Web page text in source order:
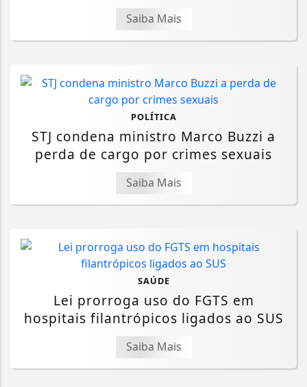
Saiba Mais
POLÍTICA
STJ condena ministro Marco Buzzi a
perda de cargo por crimes sexuais
Saiba Mais
SAÚDE
Lei prorroga uso do FGTS em
hospitais filantrópicos ligados ao SUS
Saiba Mais